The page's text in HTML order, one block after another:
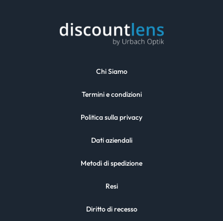
Chi Siamo
Termini e condizioni
Politica sulla privacy
Dati aziendali
Metodi di spedizione
Resi
Diritto di recesso